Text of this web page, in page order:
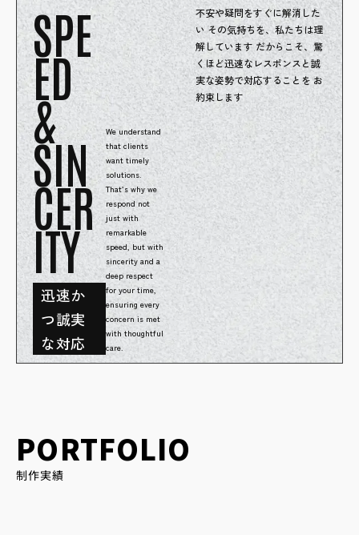
SPE
ED
&
SIN
CER
ITY
迅速か
つ誠実
な対応
We understand
that clients
want timely
solutions.
That’s why we
respond not
just with
remarkable
speed, but with
sincerity and a
deep respect
for your time,
ensuring every
concern is met
with thoughtful
care.
不安や疑問をすぐに解消した
い その気持ちを、私たちは理
解しています だからこそ、驚
くほど迅速なレスポンスと誠
実な姿勢で対応することを お
約束します
PORTFOLIO
制作実績